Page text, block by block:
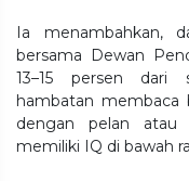
Ia menambahkan,
bersama Dewan
13–15 persen dari
hambatan membaca
dengan pelan atau
memiliki IQ di bawah